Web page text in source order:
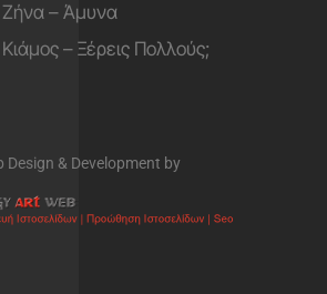
– Άμυνα
– Ξέρεις Πολλούς;
Design & Development by